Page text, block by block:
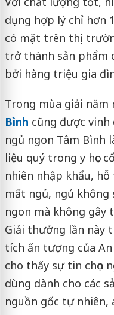
dụng hợp lý chỉ hơn
có mặt trên thị
trở thành sản phẩm
bởi hàng triệu gia
Trong mùa giải năm
Bình cũng được vinh
ngủ ngon Tâm Bình
liệu quý trong y học
nhiên nhập khẩu,
mất ngủ, ngủ không
ngon mà không gây
Giải thưởng lần này
tích ấn tượng của
cho thấy sự tin chọn
dùng dành cho các
nguồn gốc tự nhiên,